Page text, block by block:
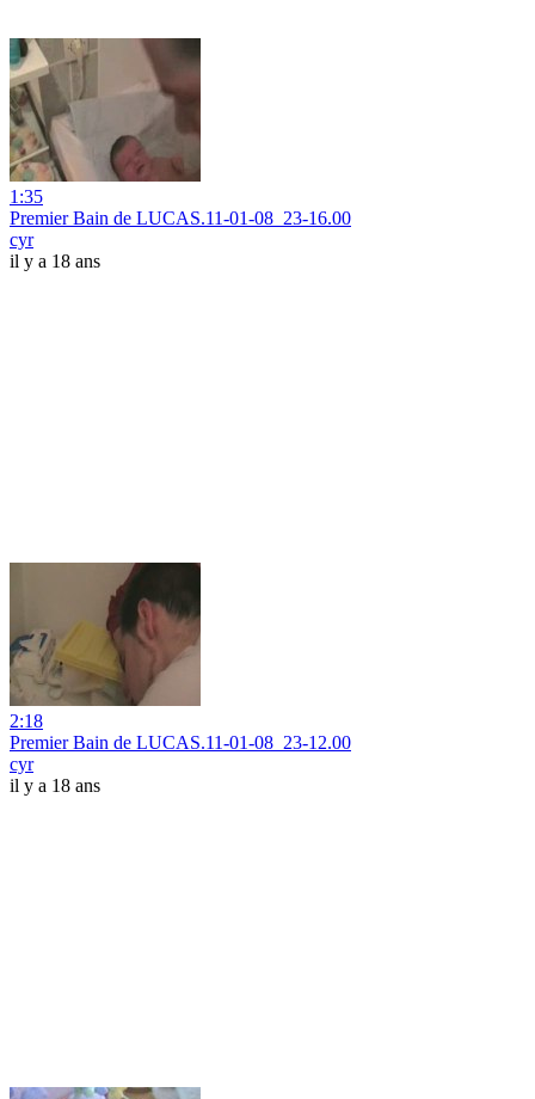
1:35
Premier Bain de LUCAS.11-01-08_23-16.00
cyr
il y a 18 ans
2:18
Premier Bain de LUCAS.11-01-08_23-12.00
cyr
il y a 18 ans